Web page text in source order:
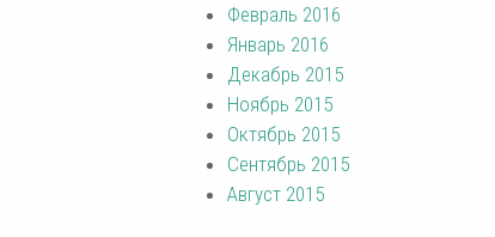
Февраль 2016
Январь 2016
Декабрь 2015
Ноябрь 2015
Октябрь 2015
Сентябрь 2015
Август 2015